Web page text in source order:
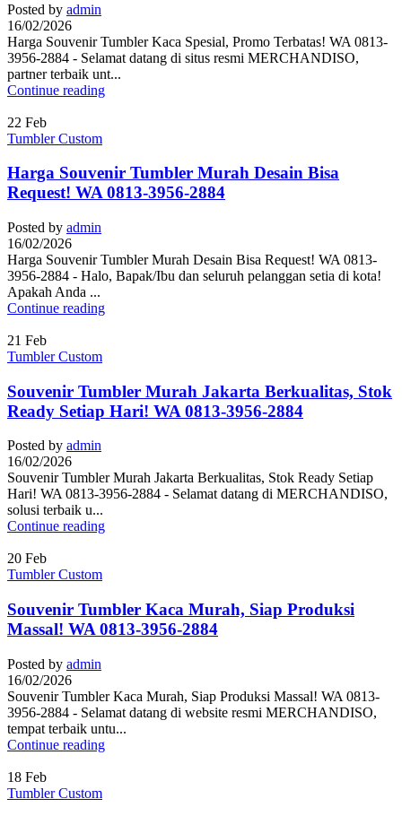
Posted by admin
16/02/2026
Harga Souvenir Tumbler Kaca Spesial, Promo Terbatas! WA 0813-
3956-2884 - Selamat datang di situs resmi MERCHANDISO,
partner terbaik unt...
Continue reading
22 Feb
Tumbler Custom
Harga Souvenir Tumbler Murah Desain Bisa
Request! WA 0813-3956-2884
Posted by admin
16/02/2026
Harga Souvenir Tumbler Murah Desain Bisa Request! WA 0813-
3956-2884 - Halo, Bapak/Ibu dan seluruh pelanggan setia di kota!
Apakah Anda ...
Continue reading
21 Feb
Tumbler Custom
Souvenir Tumbler Murah Jakarta Berkualitas, Stok
Ready Setiap Hari! WA 0813-3956-2884
Posted by admin
16/02/2026
Souvenir Tumbler Murah Jakarta Berkualitas, Stok Ready Setiap
Hari! WA 0813-3956-2884 - Selamat datang di MERCHANDISO,
solusi terbaik u...
Continue reading
20 Feb
Tumbler Custom
Souvenir Tumbler Kaca Murah, Siap Produksi
Massal! WA 0813-3956-2884
Posted by admin
16/02/2026
Souvenir Tumbler Kaca Murah, Siap Produksi Massal! WA 0813-
3956-2884 - Selamat datang di website resmi MERCHANDISO,
tempat terbaik untu...
Continue reading
18 Feb
Tumbler Custom